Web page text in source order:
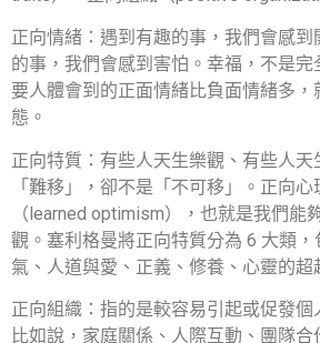
正向情緒：遇到有趣的事，我們會感到
的事，我們會感到害怕。幸福，不是完
要人體會到的正面情緒比負面情緒多
態。
正向特質：有些人天生樂觀、有些人天
「難移」，卻不是「不可移」。正向
（learned optimism），也就是我們能
觀。塞利格曼將正向特質分為 6 大類
氣、人道與愛、正義、修養、心靈的超
正向組織：指的是較容易引起或促發個
比如說，家庭關係、人際互動、團隊